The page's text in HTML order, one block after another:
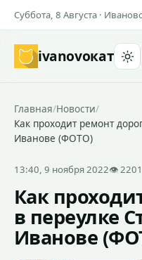
Суббота, 8 Августа ·
ivanovoкат
Главная/Новости/
Как проходит ремонт
Иванове (ФОТО)
13:40, 9 ноября 2022👁 2201
Как
в переулке
Иванове